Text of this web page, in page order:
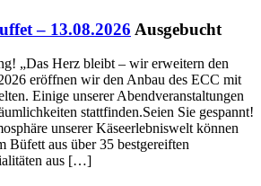
– 13.08.2026 Ausgebucht
„Das Herz bleibt – wir erweitern den
eröffnen wir den Anbau des ECC mit
Einige unserer Abendveranstaltungen
stattfinden.Seien Sie gespannt!
unserer Käseerlebniswelt können
Büfett aus über 35 bestgereiften
aus […]